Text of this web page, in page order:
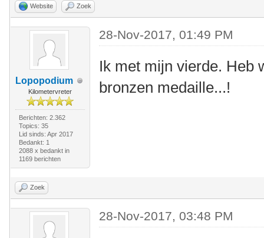
Website Zoek
Lopopodium
Kilometervreter
Berichten: 2.362
Topics: 35
Lid sinds: Apr 2017
Bedankt: 1
2088 x bedankt in
1169 berichten
28-Nov-2017, 01:49 PM
Ik met mijn vierde. Heb
bronzen medaille...!
Zoek
28-Nov-2017, 03:48 PM